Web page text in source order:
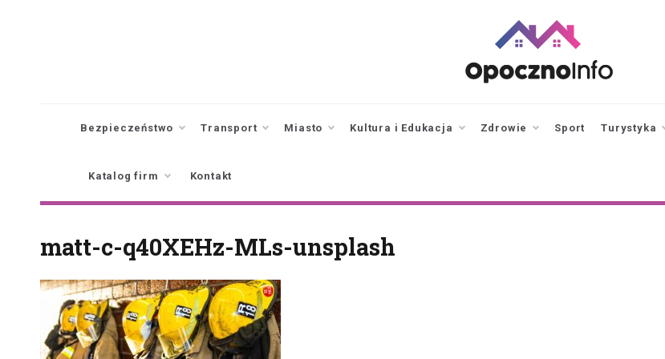
Bezpieczeństwo Transport Miasto Kultura i Edukacja Zdrowie Sport Turystyka
Katalog firm Kontakt
matt-c-q40XEHz-MLs-unsplash